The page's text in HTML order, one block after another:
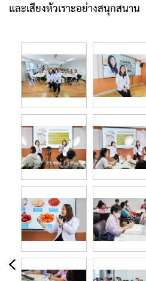
และเสียงหัวเราะอย่างสนุกสนาน